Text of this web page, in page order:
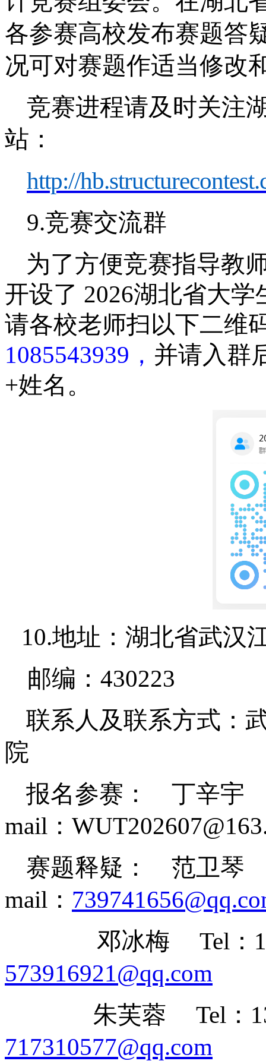
各参赛高校发布赛题答
况可对赛题作适当修改
竞赛进程请及时关注
站：
http://
9.竞赛交流群
为了方便竞赛指导教
开设了 2026湖北省大学
请各校老师扫以下二维
1085543939 ， 并请入群
+姓名。
10.地址：湖北省武汉
邮编：430223
联系人及联系方式：
院
报名参赛： 丁辛宇
mail：
赛题释疑： 范卫琴
mail：
邓冰梅
Tel：
573916921@qq.com
朱芙蓉
Tel：
717310577@qq.com